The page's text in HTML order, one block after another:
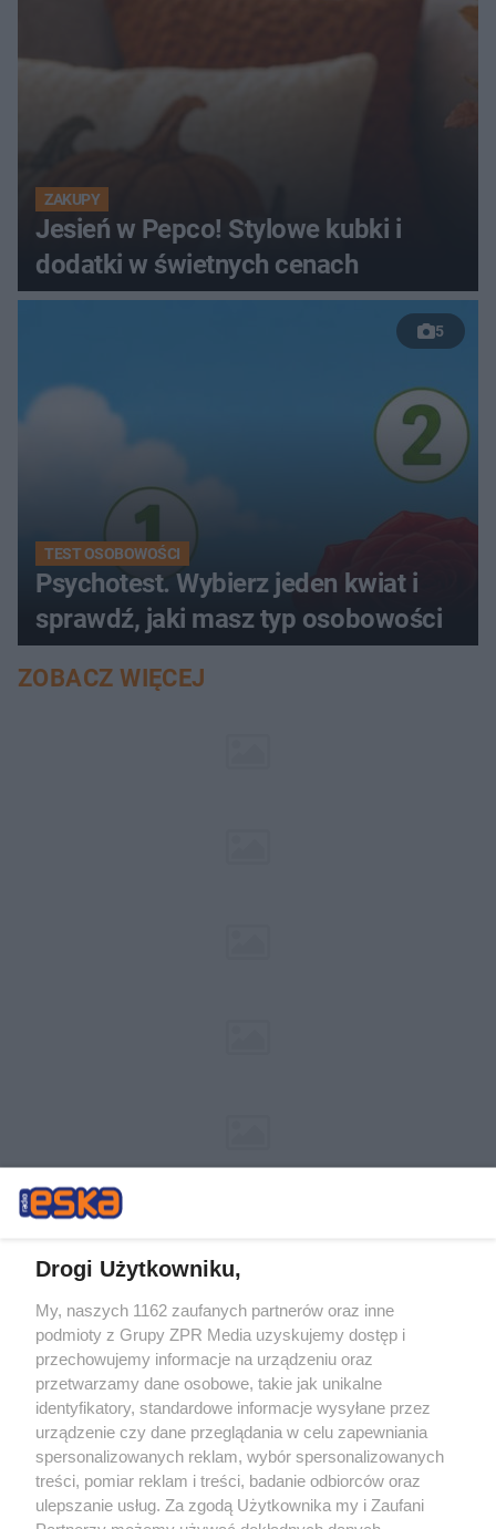
ZAKUPY
Jesień w Pepco! Stylowe kubki i
dodatki w świetnych cenach
5
TEST OSOBOWOŚCI
Psychotest. Wybierz jeden kwiat i
sprawdź, jaki masz typ osobowości
ZOBACZ WIĘCEJ
Żaden utwór zamieszczony w serwisie nie może być powielany i
rozpowszechniany lub dalej rozpowszechniany w jakikolwiek sposób (w
tym także elektroniczny lub mechaniczny) na jakimkolwiek polu
eksploatacji w jakiejkolwiek formie, włącznie z umieszczaniem w
Internecie bez pisemnej zgody właściciela praw. Jakiekolwiek użycie lub
wykorzystanie utworów w całości lub w części z naruszeniem prawa,
tzn. bez właściwej zgody, jest zabronione pod groźbą kary i może być
ścigane prawnie.
Drogi Użytkowniku,
My, naszych 1162 zaufanych partnerów oraz inne
podmioty z Grupy ZPR Media uzyskujemy dostęp i
przechowujemy informacje na urządzeniu oraz
przetwarzamy dane osobowe, takie jak unikalne
identyfikatory, standardowe informacje wysyłane przez
urządzenie czy dane przeglądania w celu zapewniania
spersonalizowanych reklam, wybór spersonalizowanych
treści, pomiar reklam i treści, badanie odbiorców oraz
ulepszanie usług. Za zgodą Użytkownika my i Zaufani